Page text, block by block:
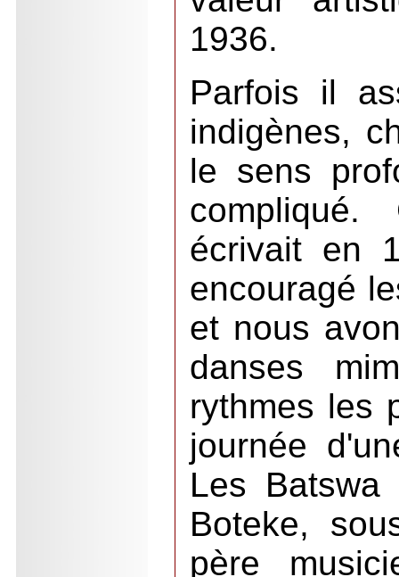
1936.
Parfois il
indigènes,
le sens
écrivait en
encouragé
et nous
danses
rythmes les
journée
Les
Boteke,
père